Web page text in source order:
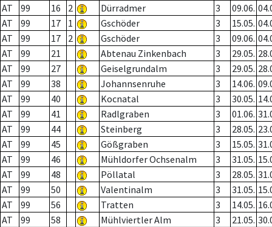
AT
99 16 2 Dürradmer 3 09.06.
AT
99 17 1 Gschöder 3 15.05.
AT
99 17 2 Gschöder 3 09.06.
AT
99 21 Abtenau Zinkenbach 3 29.05.
AT
99 27 Geiselgrundalm 3 29.05.
AT
99 38 Johannsenruhe 3 14.06.
AT
99 40 Kocnatal 3 30.05.
AT
99 41 Radlgraben 3 01.06.
AT
99 44 Steinberg 3 28.05.
AT
99 45 Gößgraben 3 15.05.
AT
99 46 Mühldorfer Ochsenalm 3 31.05.
AT
99 48 Pöllatal 3 28.05.
AT
99 50 Valentinalm 3 31.05.
AT
99 56 Tratten 3 14.05.
AT
99 58 Mühlviertler Alm 3 21.05.